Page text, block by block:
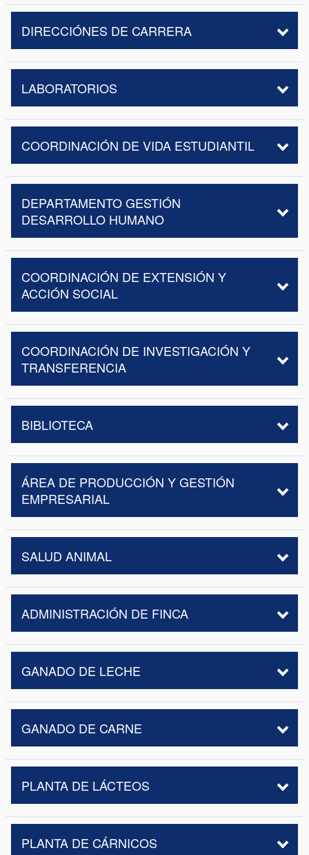
DIRECCIÓNES DE CARRERA
LABORATORIOS
COORDINACIÓN DE VIDA ESTUDIANTIL
DEPARTAMENTO GESTIÓN
DESARROLLO HUMANO
COORDINACIÓN DE EXTENSIÓN Y
ACCIÓN SOCIAL
COORDINACIÓN DE INVESTIGACIÓN Y
TRANSFERENCIA
BIBLIOTECA
ÁREA DE PRODUCCIÓN Y GESTIÓN
EMPRESARIAL
SALUD ANIMAL
ADMINISTRACIÓN DE FINCA
GANADO DE LECHE
GANADO DE CARNE
PLANTA DE LÁCTEOS
PLANTA DE CÁRNICOS